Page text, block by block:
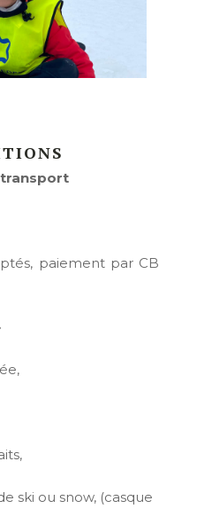
transport
paiement par CB
ski ou snow, (casque